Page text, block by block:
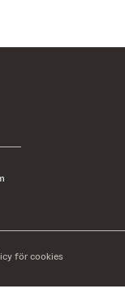
för cookies